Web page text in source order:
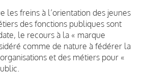
les freins à l’orientation des jeunes
des fonctions publiques sont
le recours à la « marque
comme de nature à fédérer la
et des métiers pour «